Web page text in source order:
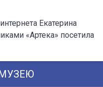
Екатерина
«Артека» посетила